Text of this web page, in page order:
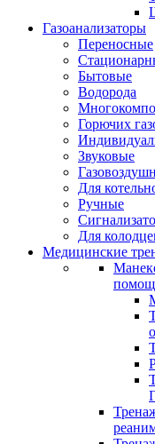
Газоанализаторы
Переносные
Бытовые
Водорода
Горючих
Звуковые
Для
Ручные
Для
Медицинские